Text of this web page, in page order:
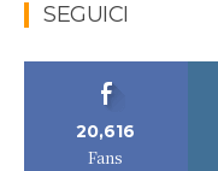
SEGUICI
20,616
Fans